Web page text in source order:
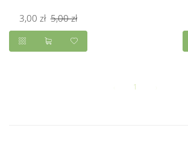
3,00 zł 5,00 zł
1